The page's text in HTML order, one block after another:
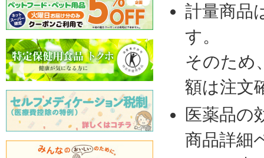
計量商品
す。
そのため
額は注文
医薬品の
商品詳細